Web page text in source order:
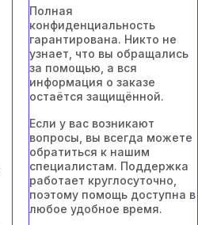
Полная
конфиденциальность
гарантирована. Никто не
узнает, что вы обращались
за помощью, а вся
информация о заказе
остаётся защищённой.
Если у вас возникают
вопросы, вы всегда можете
обратиться к нашим
специалистам. Поддержка
работает круглосуточно,
поэтому помощь доступна в
любое удобное время.